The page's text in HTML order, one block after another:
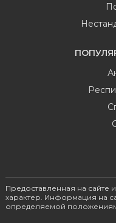
Предоставленная на
характер. Информация на
определяемой